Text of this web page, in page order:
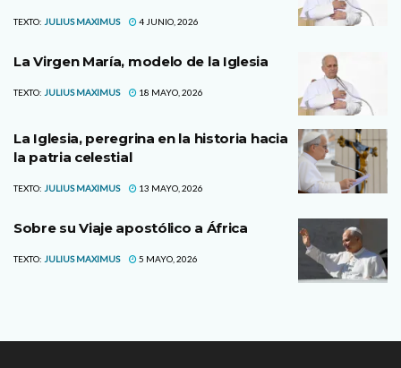
TEXTO: JULIUS MAXIMUS 4 JUNIO, 2026
La Virgen María, modelo de la Iglesia
TEXTO: JULIUS MAXIMUS 18 MAYO, 2026
La Iglesia, peregrina en la historia hacia
la patria celestial
TEXTO: JULIUS MAXIMUS 13 MAYO, 2026
Sobre su Viaje apostólico a África
TEXTO: JULIUS MAXIMUS 5 MAYO, 2026